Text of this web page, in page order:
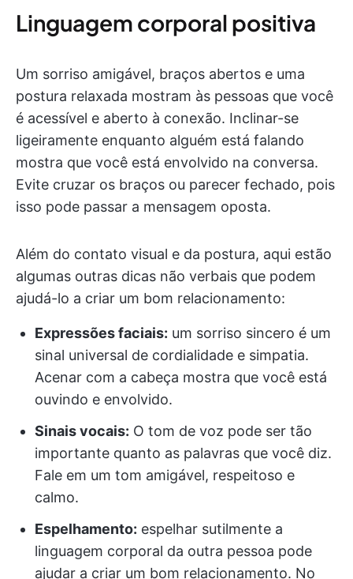
Linguagem corporal positiva
Um sorriso amigável, braços abertos e uma
postura relaxada mostram às pessoas que você
é acessível e aberto à conexão. Inclinar-se
ligeiramente enquanto alguém está falando
mostra que você está envolvido na conversa.
Evite cruzar os braços ou parecer fechado, pois
isso pode passar a mensagem oposta.
Além do contato visual e da postura, aqui estão
algumas outras dicas não verbais que podem
ajudá-lo a criar um bom relacionamento:
Expressões faciais: um sorriso sincero é um
sinal universal de cordialidade e simpatia.
Acenar com a cabeça mostra que você está
ouvindo e envolvido.
Sinais vocais: O tom de voz pode ser tão
importante quanto as palavras que você diz.
Fale em um tom amigável, respeitoso e
calmo.
Espelhamento: espelhar sutilmente a
linguagem corporal da outra pessoa pode
ajudar a criar um bom relacionamento. No